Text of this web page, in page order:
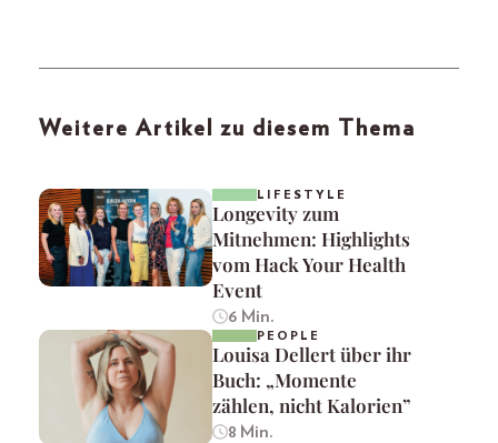
Weitere Artikel zu diesem Thema
LIFESTYLE
Longevity zum
Mitnehmen: Highlights
vom Hack Your Health
Event
6 Min.
PEOPLE
Louisa Dellert über ihr
Buch: „Momente
zählen, nicht Kalorien”
8 Min.